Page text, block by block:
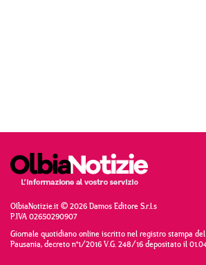
OlbiaNotizie.it © 2026 Damos Editore S.r.l.s
P.IVA 02650290907
Giornale quotidiano online iscritto nel registro stampa
Pausania, decreto n°1/2016 V.G. 248/16 depositato il